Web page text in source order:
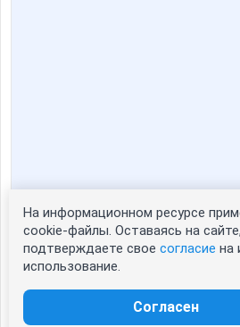
Статистика портрета:
сейчас просматривают портрет - 0
зарегистрированные пользователи
На информационном ресурсе
cookie-файлы. Оставаясь на
подтверждаете свое согласие на
использование.
Согласен